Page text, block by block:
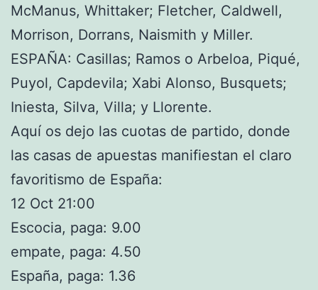
McManus, Whittaker; Fletcher, Caldwell,
Morrison, Dorrans, Naismith y Miller.
ESPAÑA: Casillas; Ramos o Arbeloa, Piqué,
Puyol, Capdevila; Xabi Alonso, Busquets;
Iniesta, Silva, Villa; y Llorente.
Aquí os dejo las cuotas de partido, donde
las casas de apuestas manifiestan el claro
favoritismo de España:
12 Oct 21:00
Escocia, paga: 9.00
empate, paga: 4.50
España, paga: 1.36